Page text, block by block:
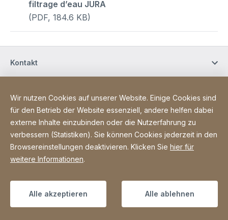
filtrage d’eau JURA
(PDF, 184.6 KB)
Kontakt
Einkaufsberatung
Site Web
[Website information]
Impressum Datenschutz
Erklärung zur Barrierefreiheit
Sitemap
Copyright © 2026
Wir nutzen Cookies auf unserer Website. Einige Cookies sind
für den Betrieb der Website essenziell, andere helfen dabei
externe Inhalte einzubinden oder die Nutzerfahrung zu
verbessern (Statistiken). Sie können Cookies jederzeit in den
Browsereinstellungen deaktivieren. Klicken Sie hier für
weitere Informationen.
Alle akzeptieren Alle ablehnen